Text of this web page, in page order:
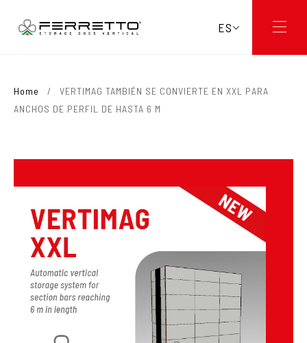
ES
Home /
VERTIMAG TAMBIÉN SE CONVIERTE EN XXL PARA
ANCHOS DE PERFIL DE HASTA 6 M